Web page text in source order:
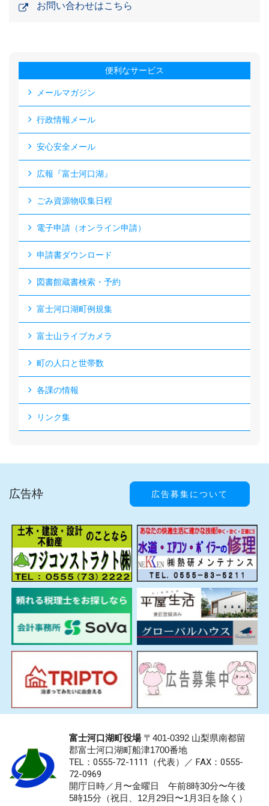
お問い合わせはこちら
便利なサービス
メールマガジン
行政情報メール
安心安全メール
広報『富士河口湖』
ごみ資源物収集日程
電子申請（オンライン申請）
申請書ダウンロード
図書館蔵書検索・予約
富士河口湖町例規集
富士山ライブカメラ
町の人口と世帯数
各課の情報
リンク集
広告枠 広告募集について
富士河口湖町役場〒401-0392 山梨県南都留
郡富士河口湖町船津1700番地
TEL：0555-72-1111 （代表）／ FAX：0555-
72-0969
開庁日時／月〜金曜日 午前8時30分〜午後
5時15分（祝日、12月29日〜1月3日を除く）